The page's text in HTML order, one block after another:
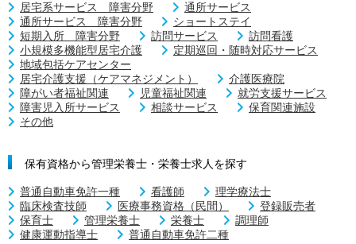
居宅系サービス 障害分野
通所サービス
通所サービス 障害分野
ショートステイ
短期入所 障害分野
訪問サービス
訪問看護
小規模多機能型居宅介護
定期巡回・随時対応サービス
地域包括ケアセンター
居宅介護支援（ケアマネジメント）
介護医療院
障がい者福祉関連
児童福祉関連
就労支援サービス
障害児入所サービス
相談サービス
保育関連施設
その他
保有資格から管理栄養士・栄養士求人を探す
普通自動車免許一種 看護師
理学療法士
臨床検査技師
医療事務資格（民間）
登録販売者
保育士
管理栄養士 栄養士
調理師
健康運動指導士
普通自動車免許二種